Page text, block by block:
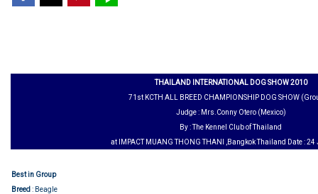
THAILAND INTERNATIONAL DOG SHOW 2010
71st KCTH ALL BREED CHAMPIONSHIP DOG SHOW
Judge : Mrs.Conny Otero (Mexico)
By : The Kennel Club of Thailand
at IMPACT MUANG THONG THANI ,Bangkok Thailand Date : 24
Best in Group
Breed : Beagle